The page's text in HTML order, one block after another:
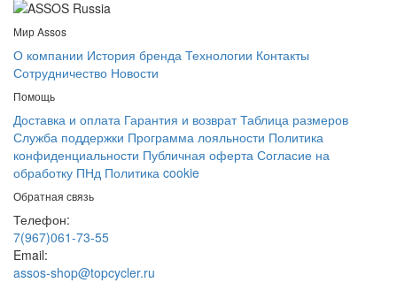
Мир Assos
О компании История бренда Технологии Контакты
Сотрудничество Новости
Помощь
Доставка и оплата Гарантия и возврат Таблица размеров
Служба поддержки Программа лояльности Политика
конфиденциальности Публичная оферта Согласие на
обработку ПНд Политика cookie
Обратная связь
Телефон:
7(967)061-73-55
Email:
assos-shop@topcycler.ru